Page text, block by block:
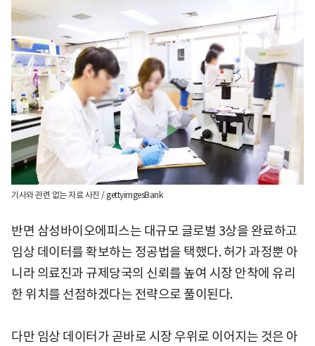
기사와 관련 없는 자료 사진 / gettyimgesBank
반면 삼성바이오에피스는 대규모 글로벌 3상을 완료하고
임상 데이터를 확보하는 정공법을 택했다. 허가 과정뿐 아
니라 의료진과 규제당국의 신뢰를 높여 시장 안착에 유리
한 위치를 선점하겠다는 전략으로 풀이된다.
다만 임상 데이터가 곧바로 시장 우위로 이어지는 것은 아